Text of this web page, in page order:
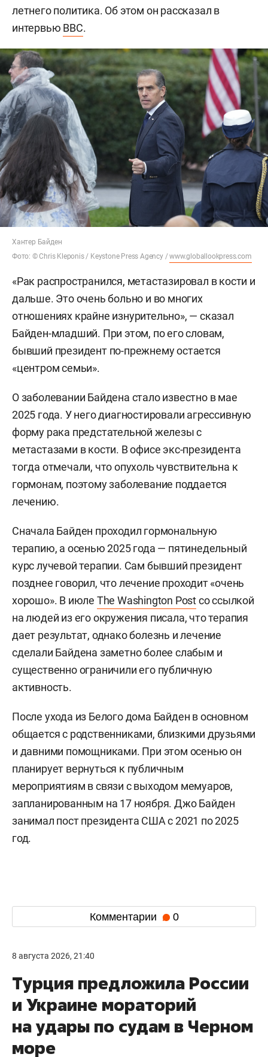
летнего политика. Об этом он рассказал в
интервью BBC.
Хантер Байден
Фото: © Chris Kleponis / Keystone Press Agency /www.globallookpress.com
«Рак распространился, метастазировал в кости и
дальше. Это очень больно и во многих
отношениях крайне изнурительно», — сказал
Байден-младший. При этом, по его словам,
бывший президент по-прежнему остается
«центром семьи».
О заболевании Байдена стало известно в мае
2025 года. У него диагностировали агрессивную
форму рака предстательной железы с
метастазами в кости. В офисе экс-президента
тогда отмечали, что опухоль чувствительна к
гормонам, поэтому заболевание поддается
лечению.
Сначала Байден проходил гормональную
терапию, а осенью 2025 года — пятинедельный
курс лучевой терапии. Сам бывший президент
позднее говорил, что лечение проходит «очень
хорошо». В июле The Washington Postсо ссылкой
на людей из его окружения писала, что терапия
дает результат, однако болезнь и лечение
сделали Байдена заметно более слабым и
существенно ограничили его публичную
активность.
После ухода из Белого дома Байден в основном
общается с родственниками, близкими друзьями
и давними помощниками. При этом осенью он
планирует вернуться к публичным
мероприятиям в связи с выходом мемуаров,
запланированным на 17 ноября. Джо Байден
занимал пост президента США с 2021 по 2025
год.
Комментарии 0
8 августа 2026, 21:40
Турция предложила России
и Украине мораторий
на удары по судам в Черном
море